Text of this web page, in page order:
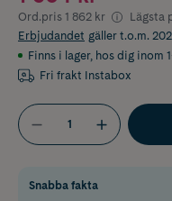
Ord.pris 1 862 kr Lägsta
Erbjudandet gäller t.o.m.
Finns i lager, hos dig inom
Fri frakt Instabox
Snabba fakta